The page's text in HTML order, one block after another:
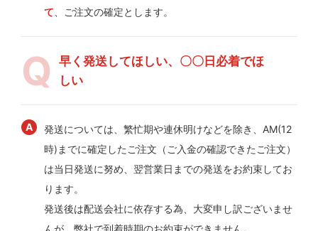
て、ご注文の確定とします。
早く発送してほしい、〇〇日必着でほ
しい
発送については、繁忙期や連休明けなどを除き、AM(12
時)までに確定したご注文（ご入金の確認できたご注文）
は当日発送に努め、翌営業日までの発送をお約束してお
ります。
発送後は配送会社に依存する為、大変申し訳ございませ